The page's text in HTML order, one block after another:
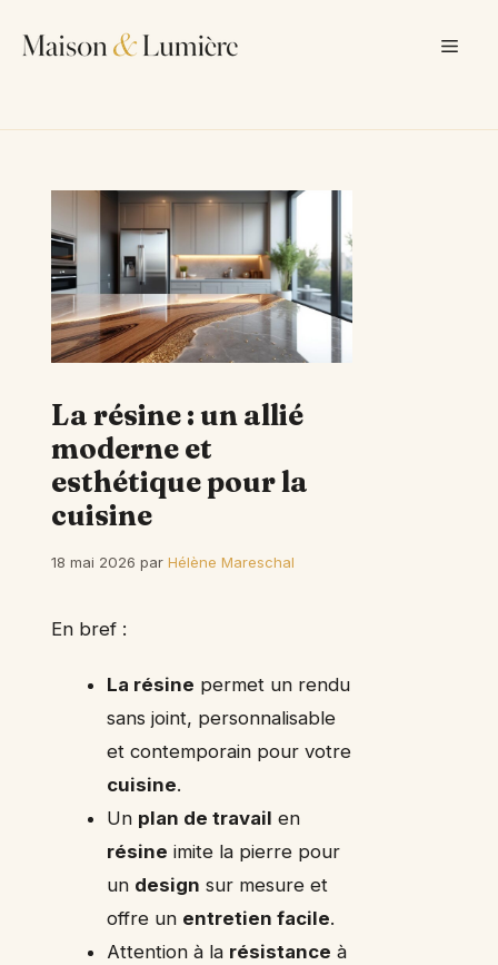
La résine : un allié
moderne et
esthétique pour la
cuisine
18 mai 2026 par Hélène Mareschal
En bref :
La résine permet un rendu
sans joint, personnalisable
et contemporain pour votre
cuisine.
Un plan de travail en
résine imite la pierre pour
un design sur mesure et
offre un entretien facile.
Attention à la résistance à